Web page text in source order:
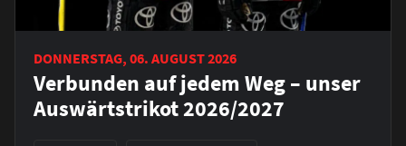
DONNERSTAG, 06. AUGUST 2026
Verbunden auf jedem Weg – unser
Auswärtstrikot 2026/2027